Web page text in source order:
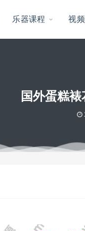
乐器课程 视
国外蛋糕
装饰高清甜品美食手工自